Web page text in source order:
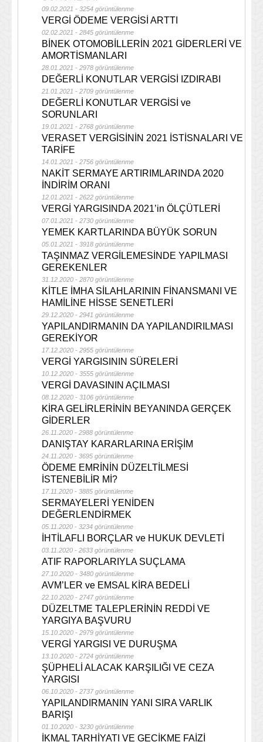
09.02.2021 - 3254 görüntülenme
VERGİ ÖDEME VERGİSİ ARTTI
02.02.2021 - 2845 görüntülenme
BİNEK OTOMOBİLLERİN 2021 GİDERLERİ VE
AMORTİSMANLARI
28.01.2021 - 2978 görüntülenme
DEĞERLİ KONUTLAR VERGİSİ IZDIRABI
21.01.2021 - 2709 görüntülenme
DEĞERLİ KONUTLAR VERGİSİ ve
SORUNLARI
19.01.2021 - 2768 görüntülenme
VERASET VERGİSİNİN 2021 İSTİSNALARI VE
TARİFE
14.01.2021 - 2756 görüntülenme
NAKİT SERMAYE ARTIRIMLARINDA 2020
İNDİRİM ORANI
12.01.2021 - 2622 görüntülenme
VERGİ YARGISINDA 2021’in ÖLÇÜTLERİ
07.01.2021 - 2730 görüntülenme
YEMEK KARTLARINDA BÜYÜK SORUN
05.01.2021 - 3918 görüntülenme
TAŞINMAZ VERGİLEMESİNDE YAPILMASI
GEREKENLER
31.12.2020 - 2870 görüntülenme
KİTLE İMHA SİLAHLARININ FİNANSMANI VE
HAMİLİNE HİSSE SENETLERİ
29.12.2020 - 2941 görüntülenme
YAPILANDIRMANIN DA YAPILANDIRILMASI
GEREKİYOR
17.12.2020 - 2955 görüntülenme
VERGİ YARGISININ SÜRELERİ
10.12.2020 - 3555 görüntülenme
VERGİ DAVASININ AÇILMASI
08.12.2020 - 3106 görüntülenme
KİRA GELİRLERİNİN BEYANINDA GERÇEK
GİDERLER
26.11.2020 - 2988 görüntülenme
DANIŞTAY KARARLARINA ERİŞİM
24.11.2020 - 3695 görüntülenme
ÖDEME EMRİNİN DÜZELTİLMESİ
İSTENEBİLİR Mİ?
17.11.2020 - 3885 görüntülenme
SERMAYELERİ YENİDEN
DEĞERLENDİRMEK
05.11.2020 - 3234 görüntülenme
İHTİLAFLI BORÇLAR ve HUKUK DEVLETİ
03.11.2020 - 2633 görüntülenme
ATIF RAPORLARIYLA SUÇLAMA
27.10.2020 - 3480 görüntülenme
AVM’LER ve EMSAL KİRA BEDELİ
22.10.2020 - 2747 görüntülenme
DÜZELTME TALEPLERİNİN REDDİ VE
YARGIYA BAŞVURU
15.10.2020 - 2979 görüntülenme
VERGİ YARGISI VE DURUŞMA
13.10.2020 - 2724 görüntülenme
ŞÜPHELİ ALACAK KARŞILIĞI VE CEZA
YARGISI
06.10.2020 - 2737 görüntülenme
YAPILANDIRMANIN YANI SIRA VARLIK
BARIŞI
01.10.2020 - 3230 görüntülenme
İKMAL TARHİYATI VE GECİKME FAİZİ